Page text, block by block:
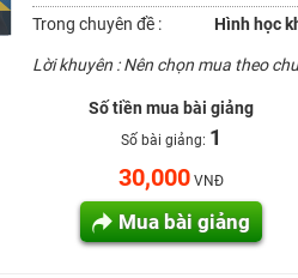
9 Toán - Lý - Hóa - Văn - Anh năm 2018
Trong chuyên đề :
Hình học
Lời khuyên : Nên chọn mua theo
Số tiền mua bài giảng
Số bài giảng: 1
30,000VNĐ
Mua bài giảng